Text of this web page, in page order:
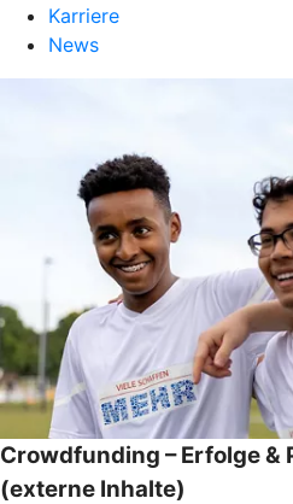
Karriere
News
Crowdfunding – Erfolge &
(externe Inhalte)